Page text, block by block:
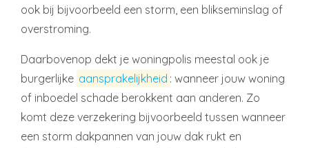
ook bij bijvoorbeeld een storm, een blikseminslag of
overstroming.
Daarbovenop dekt je woningpolis meestal ook je
burgerlijke aansprakelijkheid : wanneer jouw woning
of inboedel schade berokkent aan anderen. Zo
komt deze verzekering bijvoorbeeld tussen wanneer
een storm dakpannen van jouw dak rukt en